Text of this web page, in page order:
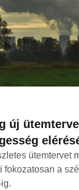
új
ütemtervet
fokozatosan a